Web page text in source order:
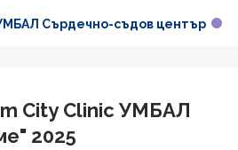
Сърдечно-съдов център
City Clinic УМБАЛ
2025